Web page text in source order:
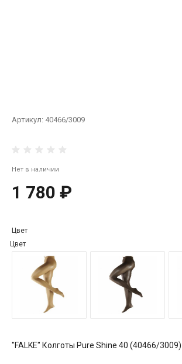
Артикул: 40466/3009
Нет в наличии
1 780 ₽
Цвет
Цвет
"FALKE" Колготы Pure Shine 40 (40466/3009)